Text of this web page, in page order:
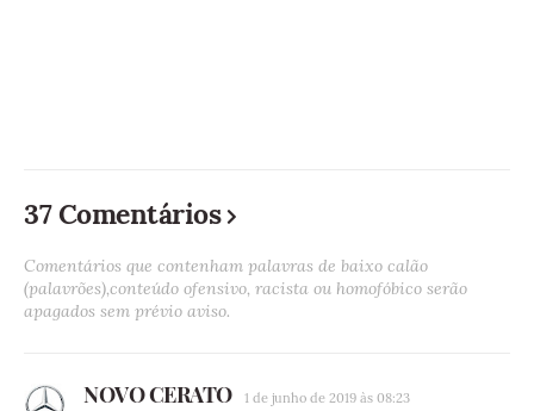
37 Comentários
Comentários que contenham palavras de baixo calão
(palavrões),conteúdo ofensivo, racista ou homofóbico serão
apagados sem prévio aviso.
NOVO CERATO 1 de junho de 2019 às 08:23